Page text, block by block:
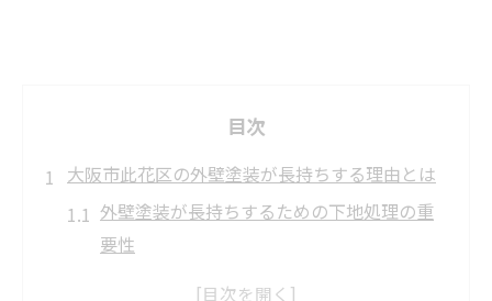
目次
大阪市此花区の外壁塗装が長持ちする理由とは
外壁塗装が長持ちするための下地処理の重
要性
此花区で必要な外壁塗装の耐久性とは何か